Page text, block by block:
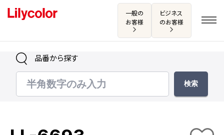
一般の
お客様
ビジネス
のお客様
ログイン・新規会員登録
品番から探す